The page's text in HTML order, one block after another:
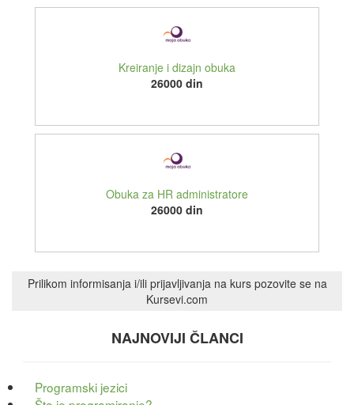
Kreiranje i dizajn obuka
26000 din
Obuka za HR administratore
26000 din
Prilikom informisanja i/ili prijavljivanja na kurs pozovite se na
Kursevi.com
NAJNOVIJI ČLANCI
Programski jezici